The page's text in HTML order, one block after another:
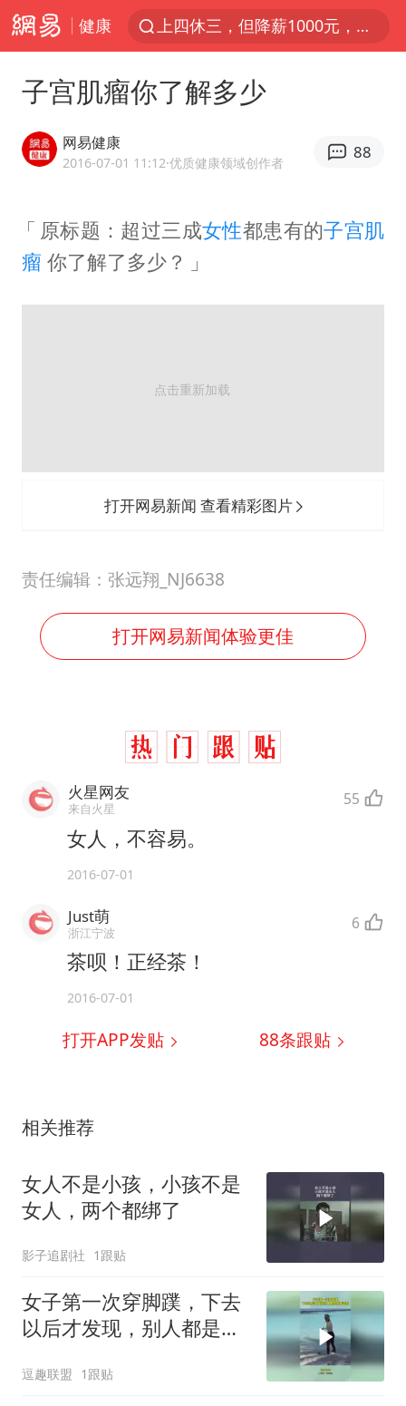
健康
上四休三，但降薪1000元，你接受吗？
情侣平潭拍日出坠崖1死1伤
黄金牛市回来了吗
全民健身事业高质量发展
几元成本的AI广告导致千万市值蒸发
商场现钱学森巨幅海报 负责人回应
乐享全民健身 共筑健康中国
子宫肌瘤你了解多少
网易健康
2016-07-01 11:12·优质健康领域创作者
88
原标题：超过三成女性都患有的子宫肌
瘤 你了解了多少？
打开网易新闻 查看精彩图片
责任编辑：张远翔_NJ6638
打开网易新闻体验更佳
火星网友
来自火星 55
女人，不容易。
2016-07-01
Just萌
浙江宁波 6
茶呗！正经茶！
2016-07-01
打开APP发贴 88条跟贴
相关推荐
女人不是小孩，小孩不是
女人，两个都绑了
影子追剧社 1跟贴
女子第一次穿脚蹼，下去
以后才发现，别人都是倒
逗趣联盟 1跟贴